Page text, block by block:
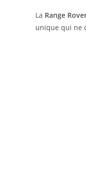
La Range
unique qui ne